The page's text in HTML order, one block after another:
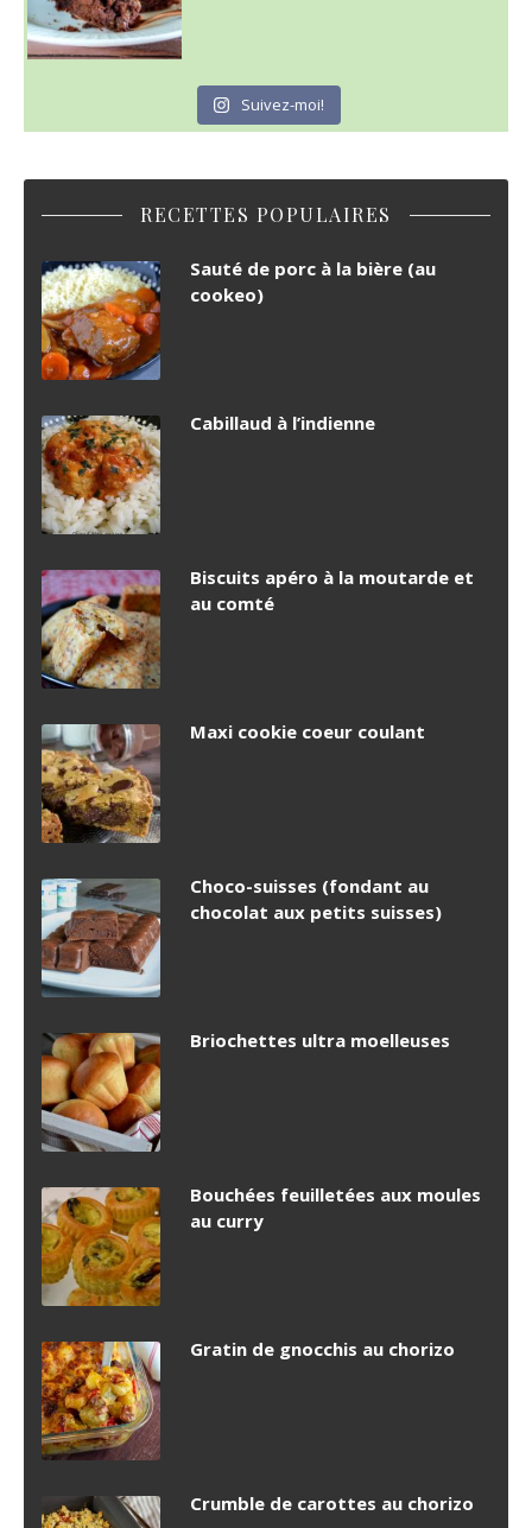
Suivez-moi!
RECETTES POPULAIRES
Sauté de porc à la bière (au
cookeo)
Cabillaud à l’indienne
Biscuits apéro à la moutarde et
au comté
Maxi cookie coeur coulant
Choco-suisses (fondant au
chocolat aux petits suisses)
Briochettes ultra moelleuses
Bouchées feuilletées aux moules
au curry
Gratin de gnocchis au chorizo
Crumble de carottes au chorizo